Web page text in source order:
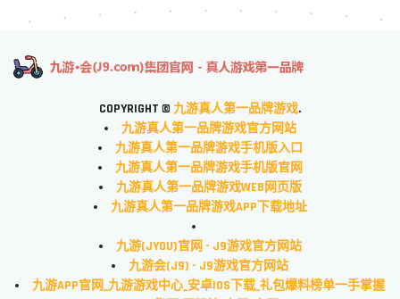
COPYRIGHT © 九游真人第一品牌游戏.
九游真人第一品牌游戏官方网站
九游真人第一品牌游戏手机版入口
九游真人第一品牌游戏手机版官网
九游真人第一品牌游戏WEB网页版
九游真人第一品牌游戏APP下载地址
九游(JYOU)官网 - J9游戏官方网站
九游会(J9) - J9游戏官方网站
九游APP官网_九游游戏中心_安卓IOS下载_礼包爆料榜单一手掌握